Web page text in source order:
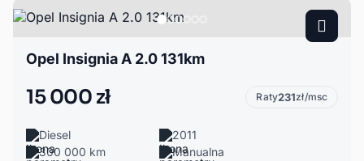
Opel Insignia A 2.0 131km
15 000 zł Raty231zł/msc
Diesel
2011
300 000 km
Manualna